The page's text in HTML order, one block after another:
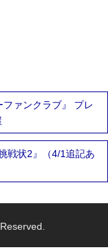
ァンクラブ』 プレ
戦状2』（4/1追記あ